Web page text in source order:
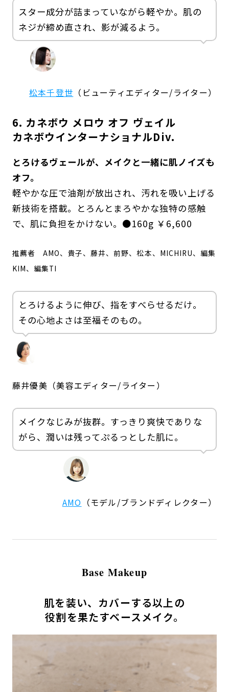
スター成分が詰まっていながら軽やか。肌の
ネジが締め直され、影が減るよう。
松本千登世 （ビューティエディター/ライター）
6. カネボウ メロウ オフ ヴェイル
カネボウインターナショナルDiv.
とろけるヴェールが、メイクと一緒に肌ノイズも
オフ。
軽やかな圧で油剤が放出され、汚れを吸い上げる
新技術を搭載。とろんとまろやかな独特の感触
で、肌に負担をかけない。●160g ￥6,600
推薦者 AMO、貴子、藤井、前野、松本、MICHIRU、編集
KIM、編集TI
とろけるように伸び、指をすべらせるだけ。
その心地よさは至福そのもの。
藤井優美（美容エディター/ライター）
メイクなじみが抜群。すっきり爽快でありな
がら、潤いは残ってぷるっとした肌に。
AMO （モデル/ブランドディレクター）
Base Makeup
肌を装い、カバーする以上の
役割を果たすベースメイク。